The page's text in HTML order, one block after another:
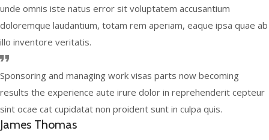
unde omnis iste natus error sit voluptatem accusantium
doloremque laudantium, totam rem aperiam, eaque ipsa quae ab
illo inventore veritatis.
Sponsoring and managing work visas parts now becoming
results the experience aute irure dolor in reprehenderit cepteur
sint ocae cat cupidatat non proident sunt in culpa quis.
James Thomas